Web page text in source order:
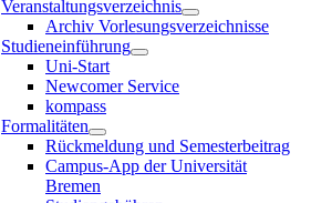
Veranstaltungsverzeichnis
Archiv Vorlesungsverzeichnisse
Studieneinführung
Uni-Start
Newcomer Service
kompass
Formalitäten
Rückmeldung und Semesterbeitrag
Campus-App der Universität
Bremen